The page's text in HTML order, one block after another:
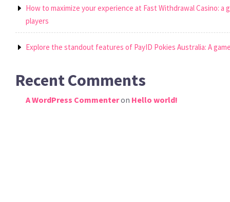
How to maximize your experience at Fast Withdrawal Casino: a
players
Explore the standout features of PayID Pokies Australia: A
Recent Comments
A WordPress Commenteron Hello world!